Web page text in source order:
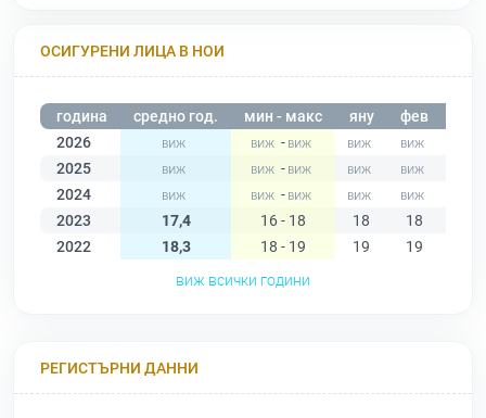
ОСИГУРЕНИ ЛИЦА В НОИ
година средно год. мин - макс яну фев
2026
-
2025
-
2024
-
2023
17,4 16 - 18 18 18
2022
18,3 18 - 19 19 19
виж всички години
РЕГИСТЪРНИ ДАННИ